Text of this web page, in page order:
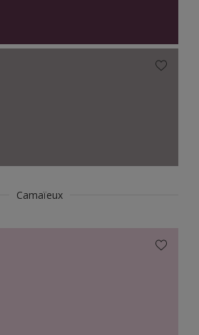
Camaïeux